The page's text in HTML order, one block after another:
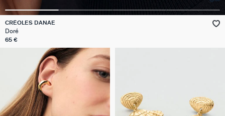
GÉNÉRATION AGATHA
SUR LA PEAU
CRÉOLES DANAE
Doré
65 €